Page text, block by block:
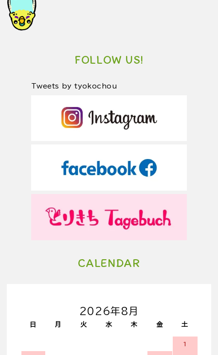
FOLLOW US!
Tweets by tyokochou
CALENDAR
2026年8月
日 月 火 水 木 金 土
1